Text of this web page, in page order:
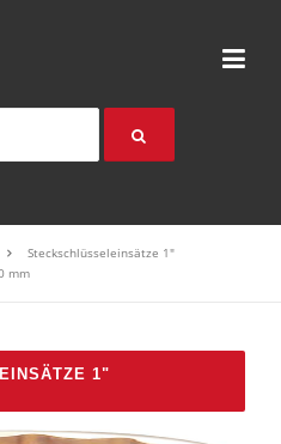
Steckschlüsseleinsätze 1"
mm
1"